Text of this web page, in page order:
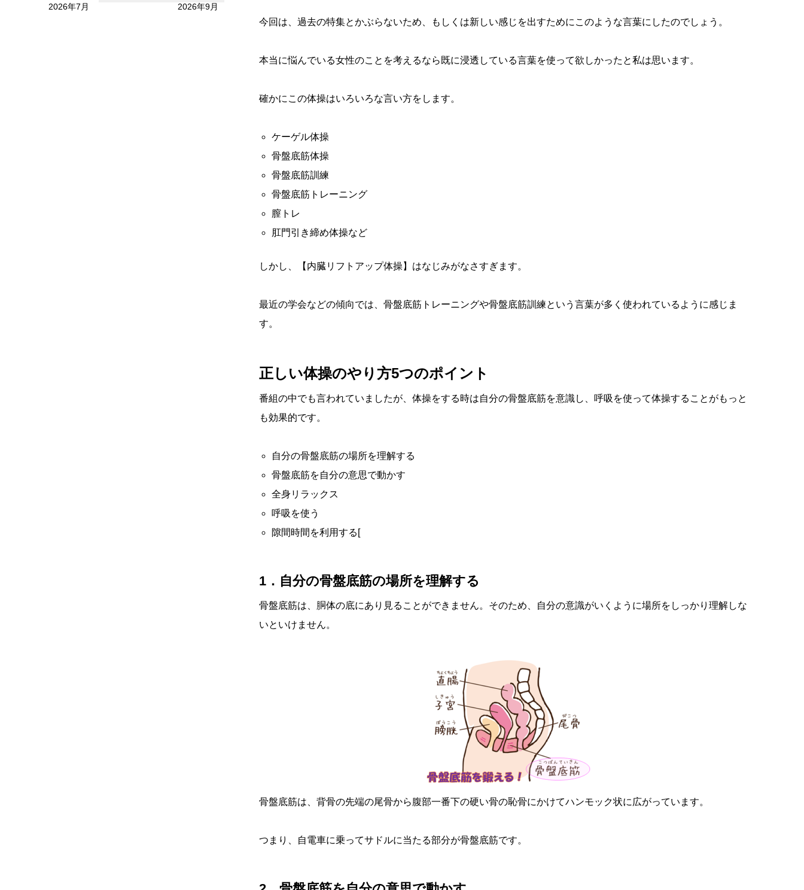
今回は、過去の特集とかぶらないため、もしくは新しい感じを出すためにこのような言葉にしたのでしょう。
本当に悩んでいる女性のことを考えるなら既に浸透している言葉を使って欲しかったと私は思います。
確かにこの体操はいろいろな言い方をします。
ケーゲル体操
骨盤底筋体操
骨盤底筋訓練
骨盤底筋トレーニング
膣トレ
肛門引き締め体操など
しかし、【内臓リフトアップ体操】はなじみがなさすぎます。
最近の学会などの傾向では、骨盤底筋トレーニングや骨盤底筋訓練という言葉が多く使われているように感じま
す。
正しい体操のやり方5つのポイント
番組の中でも言われていましたが、体操をする時は自分の骨盤底筋を意識し、呼吸を使って体操することがもっと
も効果的です。
自分の骨盤底筋の場所を理解する
骨盤底筋を自分の意思で動かす
全身リラックス
呼吸を使う
隙間時間を利用する[
1．自分の骨盤底筋の場所を理解する
骨盤底筋は、胴体の底にあり見ることができません。そのため、自分の意識がいくように場所をしっかり理解しな
いといけません。
骨盤底筋は、背骨の先端の尾骨から腹部一番下の硬い骨の恥骨にかけてハンモック状に広がっています。
つまり、自電車に乗ってサドルに当たる部分が骨盤底筋です。
2026年7月 2026年9月